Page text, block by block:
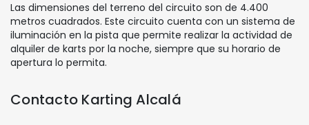
Las dimensiones del terreno del circuito son de 4.400
metros cuadrados. Este circuito cuenta con un sistema de
iluminación en la pista que permite realizar la actividad de
alquiler de karts por la noche, siempre que su horario de
apertura lo permita.
Contacto Karting Alcalá